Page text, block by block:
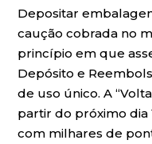
Depositar
caução cobrada no
princípio em que
Depósito e
de uso único. A
partir do próximo dia
com milhares de